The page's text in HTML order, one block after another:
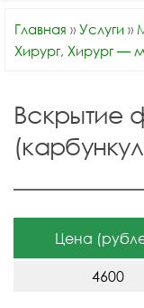
Главная » Услуги »
Хирург, Хирург —
Вскрытие
Цена
4600